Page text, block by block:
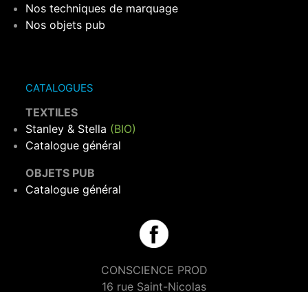
Nos techniques de marquage
Nos objets pub
CATALOGUES
TEXTILES
Stanley & Stella (BIO)
Catalogue général
OBJETS PUB
Catalogue général
CONSCIENCE PROD
16 rue Saint-Nicolas